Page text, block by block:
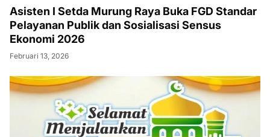
Asisten I Setda Murung Raya Buka FGD Standar
Pelayanan Publik dan Sosialisasi Sensus
Ekonomi 2026
Februari 13, 2026